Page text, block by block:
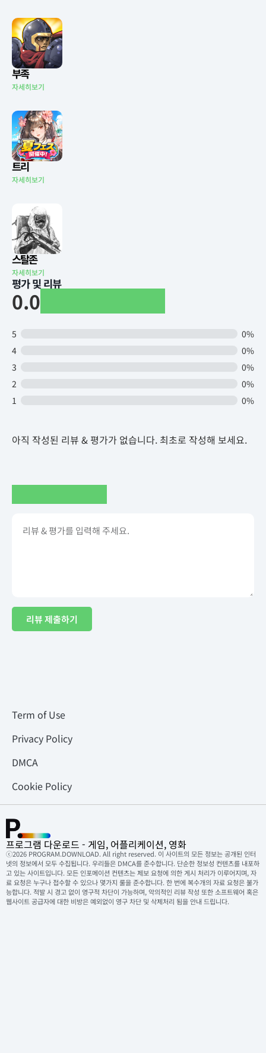
부족
자세히보기
트리
자세히보기
스탈존
자세히보기
평가 및 리뷰
0.0
5
0%
4
0%
3
0%
2
0%
1
0%
아직 작성된 리뷰 & 평가가 없습니다. 최초로 작성해 보세요.
리뷰 제출하기
Term of Use
Privacy Policy
DMCA
Cookie Policy
프로그램 다운로드 - 게임, 어플리케이션, 영화
ⓒ2026 PROGRAM.DOWNLOAD. All right reserved. 이 사이트의 모든 정보는 공개된 인터
넷의 정보에서 모두 수집됩니다. 우리들은 DMCA를 준수합니다. 단순한 정보성 컨텐츠를 내포하
고 있는 사이트입니다. 모든 인포메이션 컨텐츠는 제보 요청에 의한 게시 처리가 이루어지며, 자
료 요청은 누구나 접수할 수 있으나 몇가지 룰을 준수합니다. 한 번에 복수개의 자료 요청은 불가
능합니다. 적발 시 경고 없이 영구적 차단이 가능하며, 악의적인 리뷰 작성 또한 소프트웨어 혹은
웹사이트 공급자에 대한 비방은 예외없이 영구 차단 및 삭제처리 됨을 안내 드립니다.